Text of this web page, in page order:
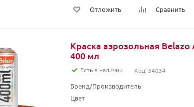
Отложить Сравнить
Краска аэрозольная
400 мл
Есть в наличии Код: 54034
Бренд/Производитель
Цвет